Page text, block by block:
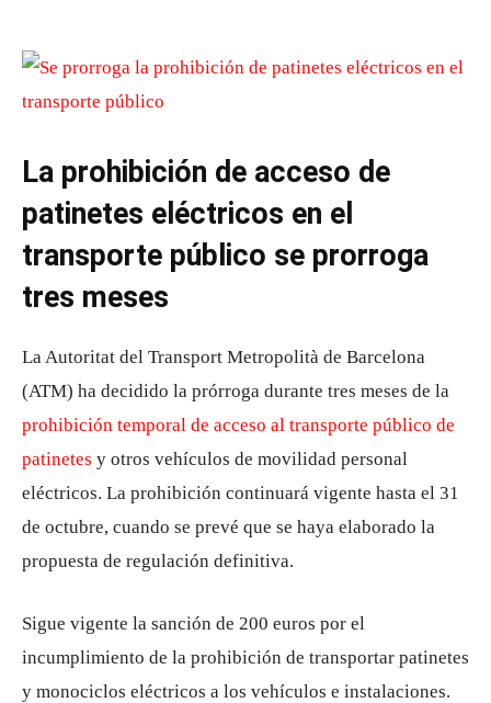
La prohibición de acceso de
patinetes eléctricos en el
transporte público se prorroga
tres meses
La Autoritat del Transport Metropolità de Barcelona
(ATM) ha decidido la prórroga durante tres meses de la
prohibición temporal de acceso al transporte público de
patinetes y otros vehículos de movilidad personal
eléctricos. La prohibición continuará vigente hasta el 31
de octubre, cuando se prevé que se haya elaborado la
propuesta de regulación definitiva.
Sigue vigente la sanción de 200 euros por el
incumplimiento de la prohibición de transportar patinetes
y monociclos eléctricos a los vehículos e instalaciones.